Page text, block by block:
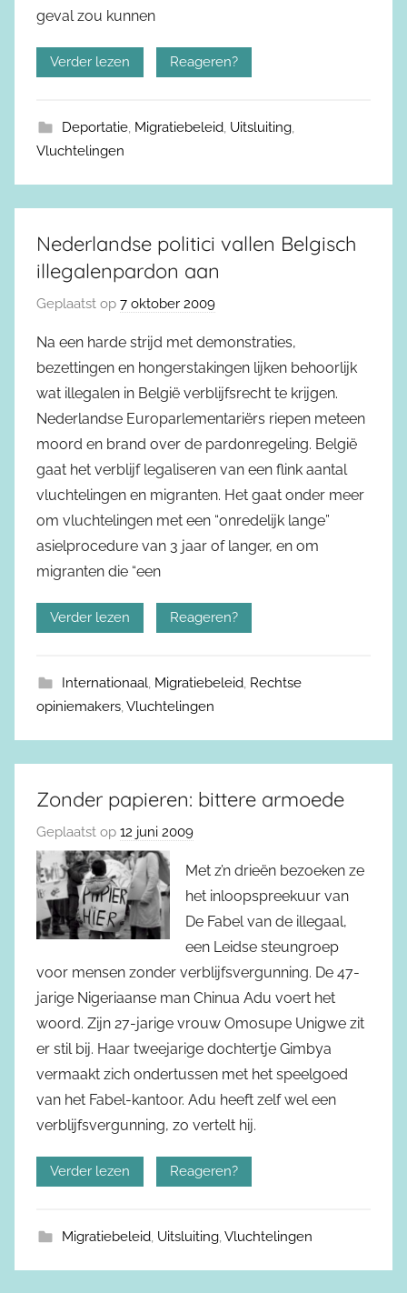
geval zou kunnen
Verder lezen Reageren?
Deportatie, Migratiebeleid, Uitsluiting,
Vluchtelingen
Nederlandse politici vallen Belgisch
illegalenpardon aan
Geplaatst op 7 oktober 2009
Na een harde strijd met demonstraties,
bezettingen en hongerstakingen lijken behoorlijk
wat illegalen in België verblijfsrecht te krijgen.
Nederlandse Europarlementariërs riepen meteen
moord en brand over de pardonregeling. België
gaat het verblijf legaliseren van een flink aantal
vluchtelingen en migranten. Het gaat onder meer
om vluchtelingen met een “onredelijk lange”
asielprocedure van 3 jaar of langer, en om
migranten die “een
Verder lezen Reageren?
Internationaal, Migratiebeleid, Rechtse
opiniemakers,Vluchtelingen
Zonder papieren: bittere armoede
Geplaatst op 12 juni 2009
Met z’n drieën bezoeken ze
het inloopspreekuur van
De Fabel van de illegaal,
een Leidse steungroep
voor mensen zonder verblijfsvergunning. De 47-
jarige Nigeriaanse man Chinua Adu voert het
woord. Zijn 27-jarige vrouw Omosupe Unigwe zit
er stil bij. Haar tweejarige dochtertje Gimbya
vermaakt zich ondertussen met het speelgoed
van het Fabel-kantoor. Adu heeft zelf wel een
verblijfsvergunning, zo vertelt hij.
Verder lezen Reageren?
Migratiebeleid, Uitsluiting,Vluchtelingen